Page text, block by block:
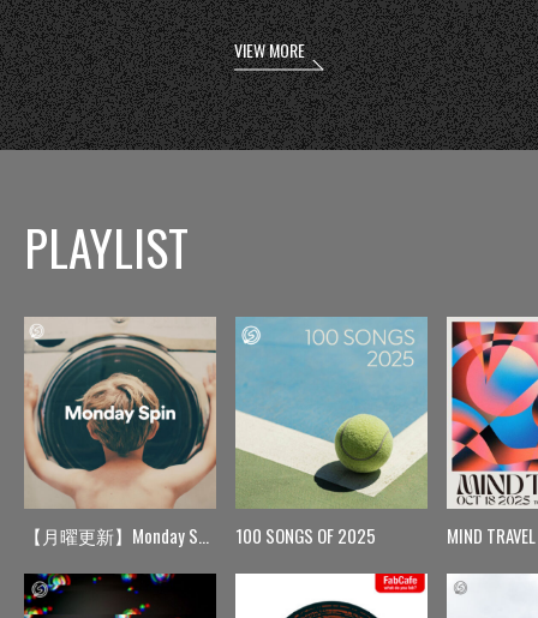
VIEW MORE
PLAYLIST
【月曜更新】Monday Spin 100 SONGS OF 2025 MIND TRAVEL